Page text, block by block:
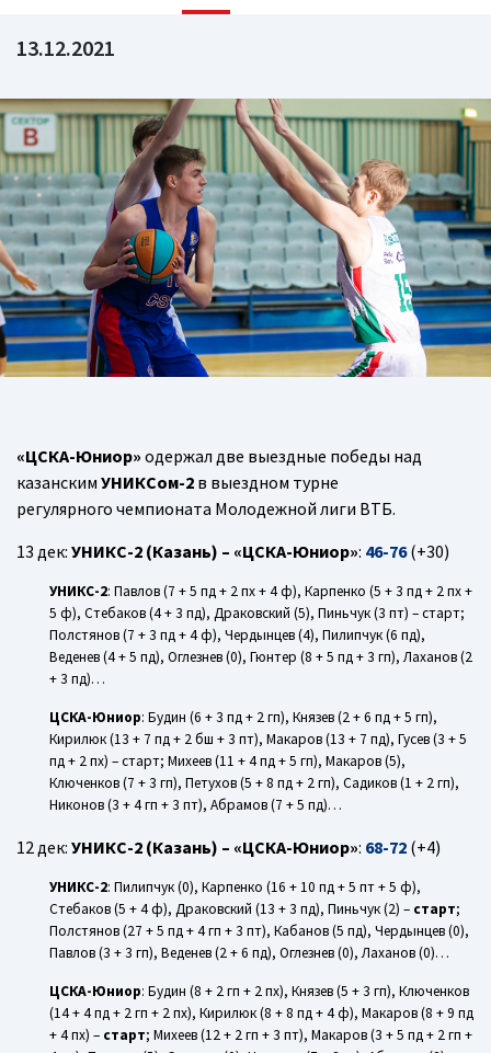
13.12.2021
«ЦСКА-Юниор» одержал две выездные победы над
казанским УНИКСом-2 в выездном турне
регулярного чемпионата Молодежной лиги ВТБ.
13 дек: УНИКС-2 (Казань) – «ЦСКА-Юниор»: 46-76(+30)
УНИКС-2: Павлов (7 + 5 пд + 2 пх + 4 ф), Карпенко (5 + 3 пд + 2 пх +
5 ф), Стебаков (4 + 3 пд), Драковский (5), Пиньчук (3 пт) – старт;
Полстянов (7 + 3 пд + 4 ф), Чердынцев (4), Пилипчук (6 пд),
Веденев (4 + 5 пд), Оглезнев (0), Гюнтер (8 + 5 пд + 3 гп), Лаханов (2
+ 3 пд)…
ЦСКА-Юниор: Будин (6 + 3 пд + 2 гп), Князев (2 + 6 пд + 5 гп),
Кирилюк (13 + 7 пд + 2 бш + 3 пт), Макаров (13 + 7 пд), Гусев (3 + 5
пд + 2 пх) – старт; Михеев (11 + 4 пд + 5 гп), Макаров (5),
Ключенков (7 + 3 гп), Петухов (5 + 8 пд + 2 гп), Садиков (1 + 2 гп),
Никонов (3 + 4 гп + 3 пт), Абрамов (7 + 5 пд)…
12 дек: УНИКС-2 (Казань) – «ЦСКА-Юниор»: 68-72 (+4)
УНИКС-2: Пилипчук (0), Карпенко (16 + 10 пд + 5 пт + 5 ф),
Стебаков (5 + 4 ф), Драковский (13 + 3 пд), Пиньчук (2) – старт;
Полстянов (27 + 5 пд + 4 гп + 3 пт), Кабанов (5 пд), Чердынцев (0),
Павлов (3 + 3 гп), Веденев (2 + 6 пд), Оглезнев (0), Лаханов (0)…
ЦСКА-Юниор: Будин (8 + 2 гп + 2 пх), Князев (5 + 3 гп), Ключенков
(14 + 4 пд + 2 гп + 2 пх), Кирилюк (8 + 8 пд + 4 ф), Макаров (8 + 9 пд
+ 4 пх) – старт; Михеев (12 + 2 гп + 3 пт), Макаров (3 + 5 пд + 2 гп +